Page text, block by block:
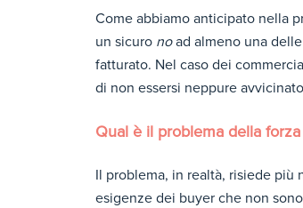
Come abbiamo anticipato nella
un sicuro noad almeno una
fatturato. Nel caso dei
di non essersi neppure
Qual è il problema della
Il problema, in realtà, risiede
esigenze dei buyer che non